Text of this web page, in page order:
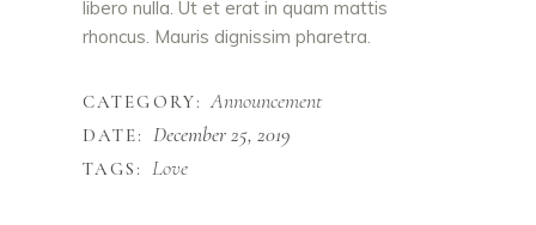
libero nulla. Ut et erat in quam mattis
rhoncus. Mauris dignissim pharetra.
CATEGORY: Announcement
DATE: December 25, 2019
TAGS: Love